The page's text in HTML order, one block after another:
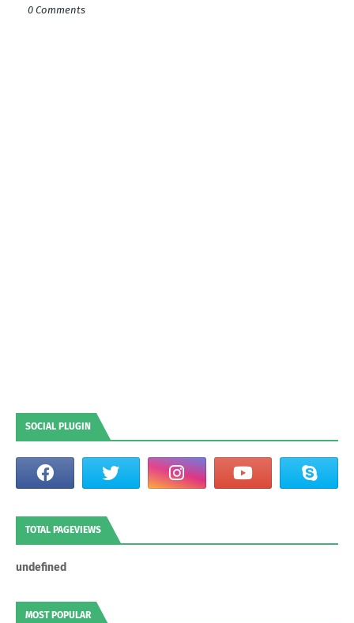
0 Comments
SOCIAL PLUGIN
TOTAL PAGEVIEWS
undefned
MOST POPULAR